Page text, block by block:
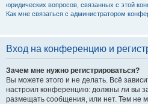
юридических вопросов, связанных с этой
Как мне связаться с администратором
Вход на конференцию и
Зачем мне нужно регистрироваться?
Вы можете этого и не делать. Всё
настроил конференцию: должны ли вы
размещать сообщения, или нет. Тем не